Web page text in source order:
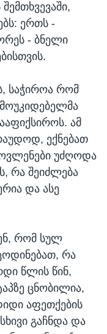
ერთს -
- ბნელი
საჭიროა რომ
ამ
ექნებათ
უძღოდა
რა შეიძლება
და ასე
რომ სულ
რა
წლის წინ,
ცნობილია,
აფეთქების
გაჩნდა და